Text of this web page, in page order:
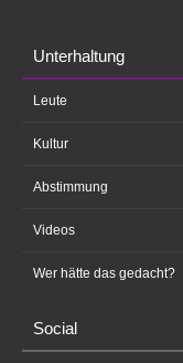
Unterhaltung
Leute
Kultur
Abstimmung
Videos
Wer hätte das gedacht?
Social